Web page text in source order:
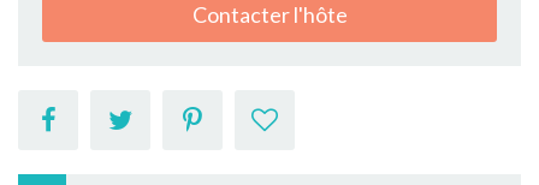
Contacter l'hôte